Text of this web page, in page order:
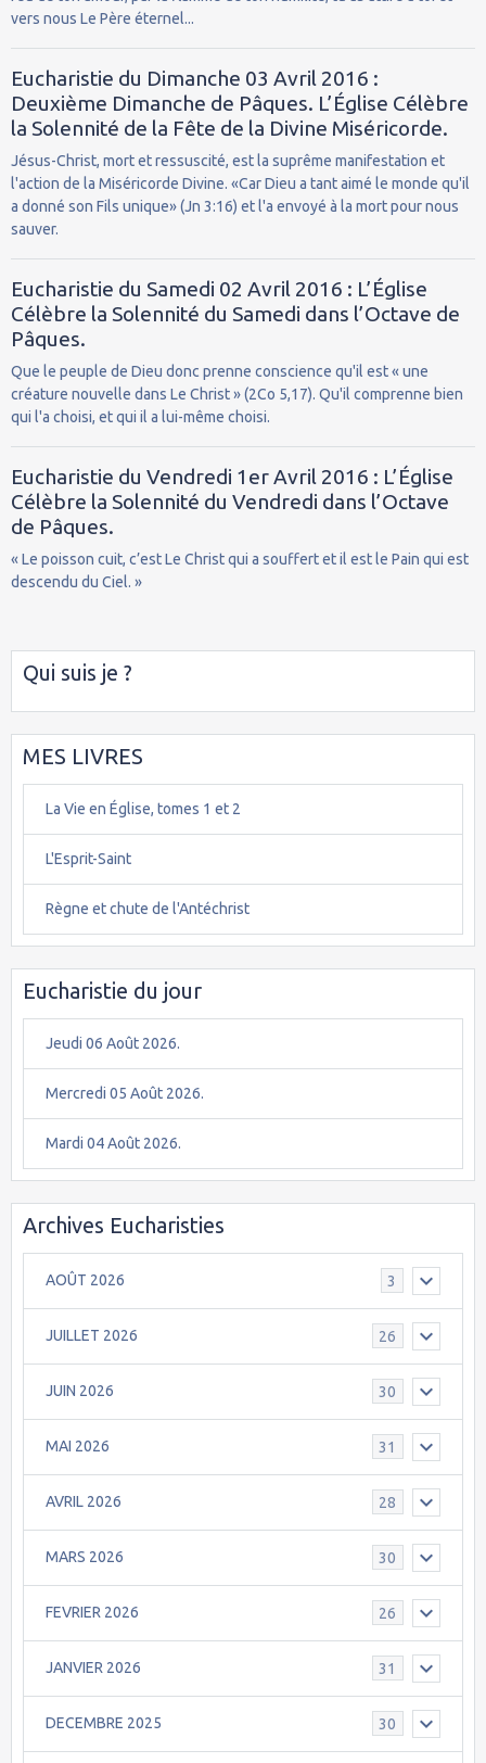
vers nous Le Père éternel...
Eucharistie du Dimanche 03 Avril 2016 :
Deuxième Dimanche de Pâques. L’Église Célèbre
la Solennité de la Fête de la Divine Miséricorde.
Jésus-Christ, mort et ressuscité, est la suprême manifestation et
l'action de la Miséricorde Divine. «Car Dieu a tant aimé le monde qu'il
a donné son Fils unique» (Jn 3:16) et l'a envoyé à la mort pour nous
sauver.
Eucharistie du Samedi 02 Avril 2016 : L’Église
Célèbre la Solennité du Samedi dans l’Octave de
Pâques.
Que le peuple de Dieu donc prenne conscience qu'il est « une
créature nouvelle dans Le Christ » (2Co 5,17). Qu'il comprenne bien
qui l'a choisi, et qui il a lui-même choisi.
Eucharistie du Vendredi 1er Avril 2016 : L’Église
Célèbre la Solennité du Vendredi dans l’Octave
de Pâques.
« Le poisson cuit, c’est Le Christ qui a souffert et il est le Pain qui est
descendu du Ciel. »
Qui suis je ?
MES LIVRES
La Vie en Église, tomes 1 et 2
L'Esprit-Saint
Règne et chute de l'Antéchrist
Eucharistie du jour
Jeudi 06 Août 2026.
Mercredi 05 Août 2026.
Mardi 04 Août 2026.
Archives Eucharisties
AOÛT 2026 3
JUILLET 2026 26
JUIN 2026 30
MAI 2026 31
AVRIL 2026 28
MARS 2026 30
FEVRIER 2026 26
JANVIER 2026 31
DECEMBRE 2025 30